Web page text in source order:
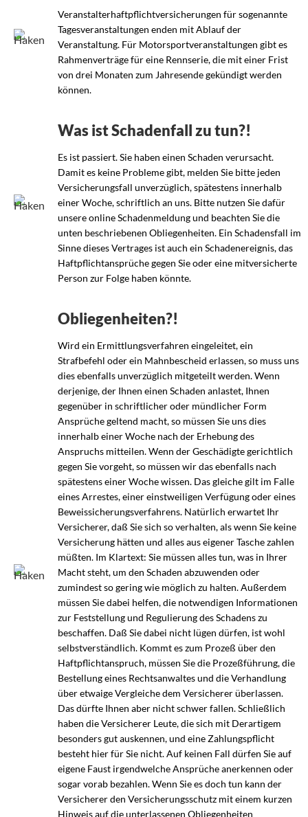
Veranstalterhaftpflichtversicherungen für sogenannte
Tagesveranstaltungen enden mit Ablauf der
Veranstaltung. Für Motorsportveranstaltungen gibt es
Rahmenverträge für eine Rennserie, die mit einer Frist
von drei Monaten zum Jahresende gekündigt werden
können.
Was ist Schadenfall zu tun?!
Es ist passiert. Sie haben einen Schaden verursacht.
Damit es keine Probleme gibt, melden Sie bitte jeden
Versicherungsfall unverzüglich, spätestens innerhalb
einer Woche, schriftlich an uns. Bitte nutzen Sie dafür
unsere online Schadenmeldung und beachten Sie die
unten beschriebenen Obliegenheiten. Ein Schadensfall im
Sinne dieses Vertrages ist auch ein Schadenereignis, das
Haftpflichtansprüche gegen Sie oder eine mitversicherte
Person zur Folge haben könnte.
Obliegenheiten?!
Wird ein Ermittlungsverfahren eingeleitet, ein
Strafbefehl oder ein Mahnbescheid erlassen, so muss uns
dies ebenfalls unverzüglich mitgeteilt werden. Wenn
derjenige, der Ihnen einen Schaden anlastet, Ihnen
gegenüber in schriftlicher oder mündlicher Form
Ansprüche geltend macht, so müssen Sie uns dies
innerhalb einer Woche nach der Erhebung des
Anspruchs mitteilen. Wenn der Geschädigte gerichtlich
gegen Sie vorgeht, so müssen wir das ebenfalls nach
spätestens einer Woche wissen. Das gleiche gilt im Falle
eines Arrestes, einer einstweiligen Verfügung oder eines
Beweissicherungsverfahrens. Natürlich erwartet Ihr
Versicherer, daß Sie sich so verhalten, als wenn Sie keine
Versicherung hätten und alles aus eigener Tasche zahlen
müßten. Im Klartext: Sie müssen alles tun, was in Ihrer
Macht steht, um den Schaden abzuwenden oder
zumindest so gering wie möglich zu halten. Außerdem
müssen Sie dabei helfen, die notwendigen Informationen
zur Feststellung und Regulierung des Schadens zu
beschaffen. Daß Sie dabei nicht lügen dürfen, ist wohl
selbstverständlich. Kommt es zum Prozeß über den
Haftpflichtanspruch, müssen Sie die Prozeßführung, die
Bestellung eines Rechtsanwaltes und die Verhandlung
über etwaige Vergleiche dem Versicherer überlassen.
Das dürfte Ihnen aber nicht schwer fallen. Schließlich
haben die Versicherer Leute, die sich mit Derartigem
besonders gut auskennen, und eine Zahlungspflicht
besteht hier für Sie nicht. Auf keinen Fall dürfen Sie auf
eigene Faust irgendwelche Ansprüche anerkennen oder
sogar vorab bezahlen. Wenn Sie es doch tun kann der
Versicherer den Versicherungsschutz mit einem kurzen
Hinweis auf die unterlassenen Obliegenheiten